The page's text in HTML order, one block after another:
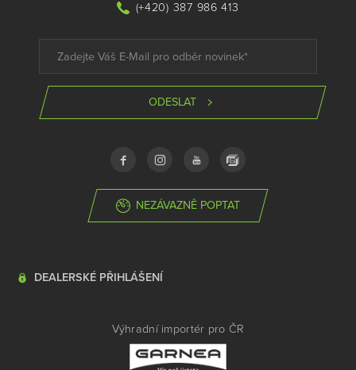
(+420) 387 986 413
ODESLAT
NEZÁVAZNĚ POPTAT
DEALERSKÉ PŘIHLÁŠENÍ
Výhradní importér pro ČR